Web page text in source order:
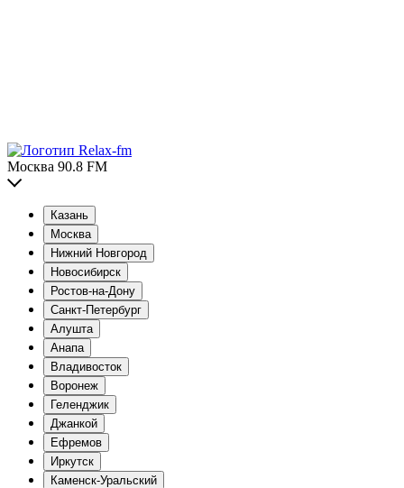
Москва 90.8 FM
Казань
Москва
Нижний Новгород
Новосибирск
Ростов-на-Дону
Санкт-Петербург
Алушта
Анапа
Владивосток
Воронеж
Геленджик
Джанкой
Ефремов
Иркутск
Каменск-Уральский